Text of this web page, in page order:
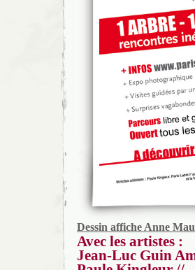
Dessin affiche Anne
Avec les artistes :
Jean-Luc Guin